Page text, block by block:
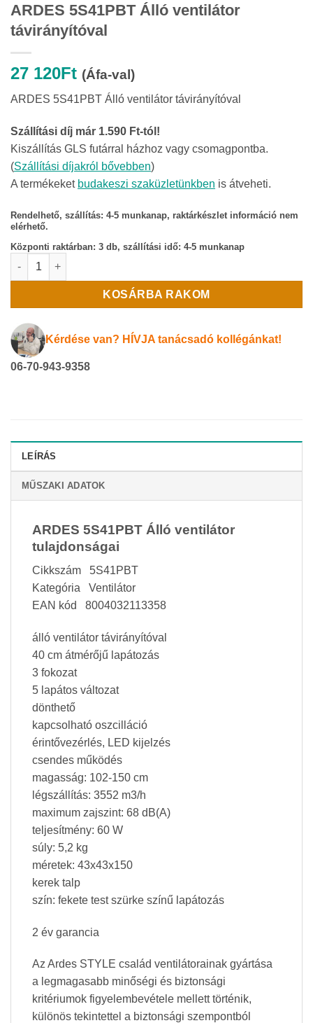
ARDES 5S41PBT Álló ventilátor
távirányítóval
27 120Ft (Áfa-val)
ARDES 5S41PBT Álló ventilátor távirányítóval
Szállítási díj már 1.590 Ft-tól!
Kiszállítás GLS futárral házhoz vagy csomagpontba.
(Szállítási díjakról bővebben)
A termékeket budakeszi szaküzletünkben is átveheti.
Rendelhető, szállítás: 4-5 munkanap, raktárkészlet információ nem
elérhető.
Központi raktárban: 3 db, szállítási idő: 4-5 munkanap
ARDES 5S41PBT Álló ventilátor távirányítóval mennyiség
KOSÁRBA RAKOM
Kérdése van? HÍVJA tanácsadó kollégánkat!
06-70-943-9358
LEÍRÁS
MŰSZAKI ADATOK
ARDES 5S41PBT Álló ventilátor
tulajdonságai
Cikkszám 5S41PBT
Kategória Ventilátor
EAN kód 8004032113358
álló ventilátor távirányítóval
40 cm átmérőjű lapátozás
3 fokozat
5 lapátos változat
dönthető
kapcsolható oszcilláció
érintővezérlés, LED kijelzés
csendes működés
magasság: 102-150 cm
légszállítás: 3552 m3/h
maximum zajszint: 68 dB(A)
teljesítmény: 60 W
súly: 5,2 kg
méretek: 43x43x150
kerek talp
szín: fekete test szürke színű lapátozás
2 év garancia
Az Ardes STYLE család ventilátorainak gyártása
a legmagasabb minőségi és biztonsági
kritériumok figyelembevétele mellett történik,
különös tekintettel a biztonsági szempontból